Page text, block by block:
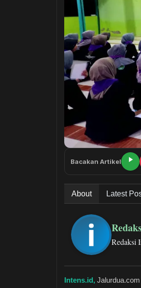
Bacakan Artikel
About Latest
Redaksi
Intens.id, Jalurdua.com